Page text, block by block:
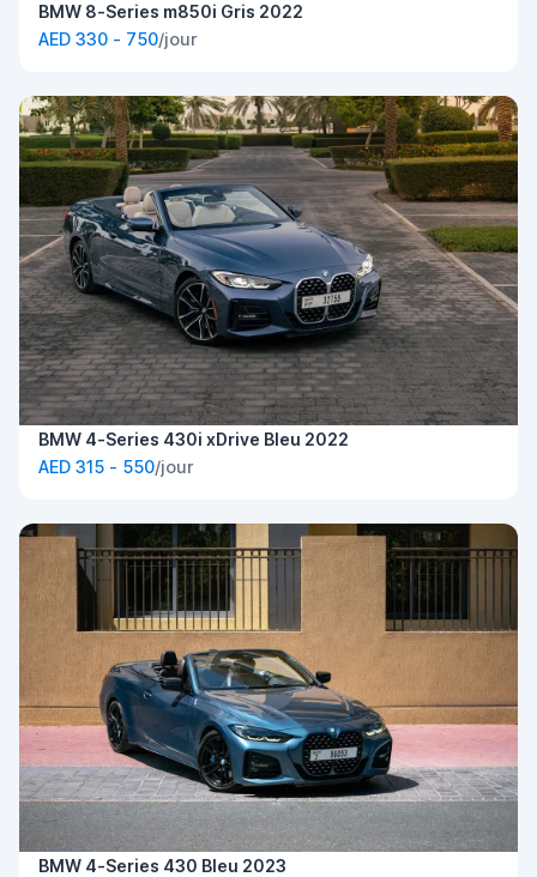
BMW 8-Series m850i Gris 2022
AED 330 - 750/jour
BMW 4-Series 430i xDrive Bleu 2022
AED 315 - 550/jour
BMW 4-Series 430 Bleu 2023